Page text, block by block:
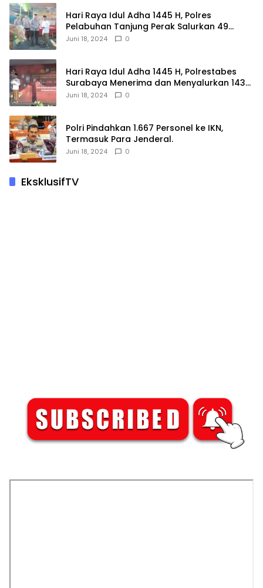
Hari Raya Idul Adha 1445 H, Polres
Pelabuhan Tanjung Perak Salurkan 49
Hewan Korban.
Juni 18, 2024 0
Hari Raya Idul Adha 1445 H, Polrestabes
Surabaya Menerima dan Menyalurkan 143
Hewan Kurban
Juni 18, 2024 0
Polri Pindahkan 1.667 Personel ke IKN,
Termasuk Para Jenderal.
Juni 18, 2024 0
EksklusifTV